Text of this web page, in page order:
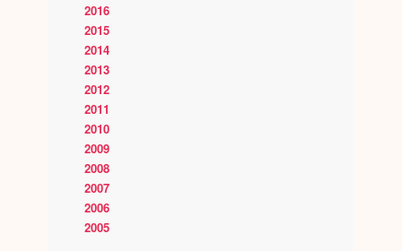
2016
2015
2014
2013
2012
2011
2010
2009
2008
2007
2006
2005